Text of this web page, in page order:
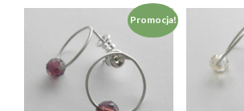
Promocja!